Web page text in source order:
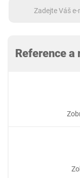
Reference a